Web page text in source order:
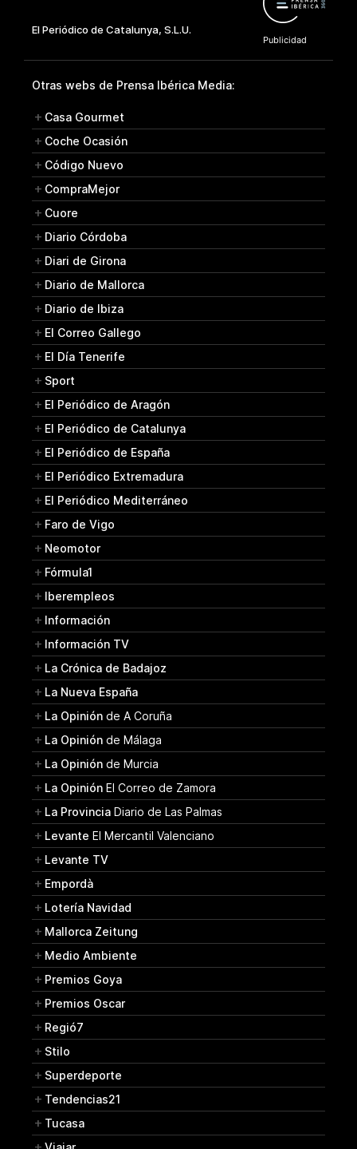
Otras webs de Prensa Ibérica Media:
Casa Gourmet
Coche Ocasión
Código Nuevo
CompraMejor
Cuore
Diario Córdoba
Diari de Girona
Diario de Mallorca
Diario de Ibiza
El Correo Gallego
El Día Tenerife
Sport
El Periódico de Aragón
El Periódico de Catalunya
El Periódico de España
El Periódico Extremadura
El Periódico Mediterráneo
Faro de Vigo
Neomotor
Fórmula1
Iberempleos
Información
Información TV
La Crónica de Badajoz
La Nueva España
La Opinión de A Coruña
La Opinión de Málaga
La Opinión de Murcia
La Opinión El Correo de Zamora
La Provincia Diario de Las Palmas
Levante El Mercantil Valenciano
Levante TV
Empordà
Lotería Navidad
Mallorca Zeitung
Medio Ambiente
Premios Goya
Premios Oscar
Regió7
Stilo
Superdeporte
Tendencias21
Tucasa